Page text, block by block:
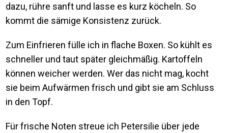
dazu, rühre sanft und lasse es kurz köcheln. So
kommt die sämige Konsistenz zurück.
Zum Einfrieren fülle ich in flache Boxen. So kühlt es
schneller und taut später gleichmäßig. Kartoffeln
können weicher werden. Wer das nicht mag, kocht
sie beim Aufwärmen frisch und gibt sie am Schluss
in den Topf.
Für frische Noten streue ich Petersilie über jede